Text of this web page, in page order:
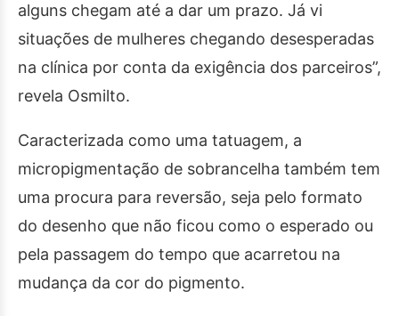
alguns chegam até a dar um prazo. Já vi
situações de mulheres chegando desesperadas
na clínica por conta da exigência dos parceiros”,
revela Osmilto.
Caracterizada como uma tatuagem, a
micropigmentação de sobrancelha também tem
uma procura para reversão, seja pelo formato
do desenho que não ficou como o esperado ou
pela passagem do tempo que acarretou na
mudança da cor do pigmento.